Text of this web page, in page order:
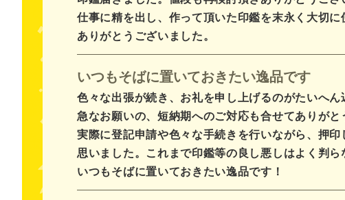
仕事に精を出し、作って頂いた印鑑を末永く大切に
ありがとうございました。
いつもそばに置いておきたい逸品です
色々な出張が続き、お礼を申し上げるのがたいへ
急なお願いの、短納期へのご対応も合せてありが
実際に登記申請や色々な手続きを行いながら、押
思いました。これまで印鑑等の良し悪しはよく判
いつもそばに置いておきたい逸品です！